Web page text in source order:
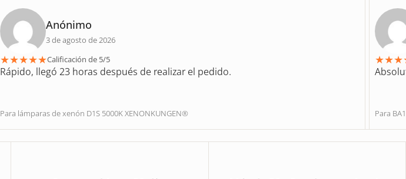
Anónimo
3 de agosto de 2026
★★★★★Calificación de 5/5
Rápido, llegó 23 horas después de realizar el pedido.
Para lámparas de xenón D1S 5000K XENONKUNGEN®
★★★
Para